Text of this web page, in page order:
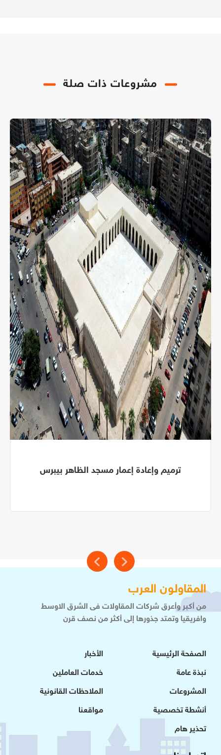
مشروعات ذات صلة
ترميم وإعادة إعمار مسجد الظاهر بيبرس
المقاولون العرب
من أكبر وأعرق شركات المقاولات فى الشرق الاوسط
وافريقيا وتمتد جذورها إلى أكثر من نصف قرن
الصفحة الرئيسية
نبذة عامة
المشروعات
أنشطة تخصصية
تحذير هام
الأخبار
خدمات العاملين
الملاحظات القانونية
مواقعنا